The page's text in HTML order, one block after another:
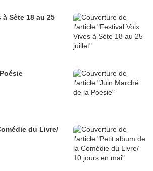
à Sète 18 au 25
Poésie
du Livre/